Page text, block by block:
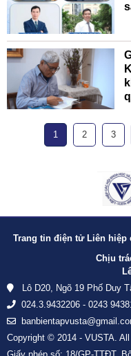
1 2 3
Trang tin điện tử Liên hiệp
Chịu
Lô D20, Ngõ 19 Phố Duy
024.3.9432206 - 0243
Copyright © 2014 - VUSTA.